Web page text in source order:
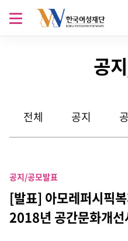
Skip to content
메뉴 열기
공
전체 공지
공지/공모발표
[발표] 아모레퍼시픽
2018년 공간문화개